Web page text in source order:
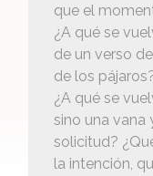
que el
¿A qué se
de un verso
de los
¿A qué se
sino una vana
solicitud?
la intención,